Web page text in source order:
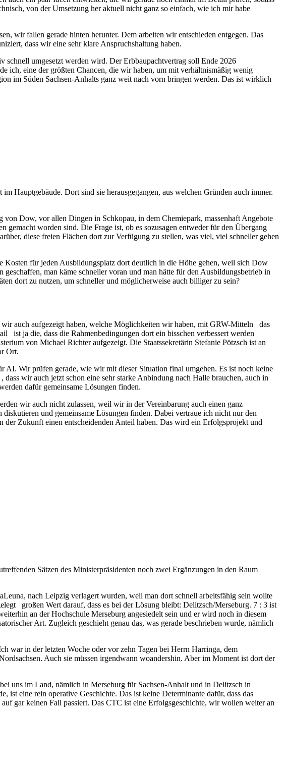
von der Umsetzung her aktuell nicht ganz so einfach, wie ich mir habe
wir fallen gerade hinten herunter. Dem arbeiten wir entschieden entgegen. Das
dass wir eine sehr klare Anspruchshaltung haben.
umgesetzt werden wird. Der Erbbaupachtvertrag soll Ende 2026
ich, eine der größten Chancen, die wir haben, um mit verhältnismäßig wenig
im Süden Sachsen-Anhalts ganz weit nach vorn bringen werden. Das ist wirklich
Hauptgebäude. Dort sind sie herausgegangen, aus welchen Gründen auch immer.
Dow, vor allen Dingen in Schkopau, in dem Chemiepark, massenhaft Angebote
gemacht worden sind. Die Frage ist, ob es sozusagen entweder für den Übergang
diese freien Flächen dort zur Verfügung zu stellen, was viel, viel schneller gehen
Kosten für jeden Ausbildungsplatz dort deutlich in die Höhe gehen, weil sich Dow
man käme schneller voran und man hätte für den Ausbildungsbetrieb in
dort zu nutzen, um schneller und möglicherweise auch billiger zu sein?
auch aufgezeigt haben, welche Möglichkeiten wir haben, mit GRW-Mitteln das
ja die, dass die Rahmenbedingungen dort ein bisschen verbessert werden
von Michael Richter aufgezeigt. Die Staatssekretärin Stefanie Pötzsch ist an
Ort.
AI. Wir prüfen gerade, wie wir mit dieser Situation final umgehen. Es ist noch keine
wir auch jetzt schon eine sehr starke Anbindung nach Halle brauchen, auch in
dafür gemeinsame Lösungen finden.
wir auch nicht zulassen, weil wir in der Vereinbarung auch einen ganz
und gemeinsame Lösungen finden. Dabei vertraue ich nicht nur den
Zukunft einen entscheidenden Anteil haben. Das wird ein Erfolgsprojekt und
Sätzen des Ministerpräsidenten noch zwei Ergänzungen in den Raum
nach Leipzig verlagert wurden, weil man dort schnell arbeitsfähig sein wollte
großen Wert darauf, dass es bei der Lösung bleibt: Delitzsch/Merseburg. 7 : 3 ist
an der Hochschule Merseburg angesiedelt sein und er wird noch in diesem
Art. Zugleich geschieht genau das, was gerade beschrieben wurde, nämlich
war in der letzten Woche oder vor zehn Tagen bei Herrn Harringa, dem
Auch sie müssen irgendwann woandershin. Aber im Moment ist dort der
uns im Land, nämlich in Merseburg für Sachsen-Anhalt und in Delitzsch in
ist eine rein operative Geschichte. Das ist keine Determinante dafür, dass das
gar keinen Fall passiert. Das CTC ist eine Erfolgsgeschichte, wir wollen weiter an